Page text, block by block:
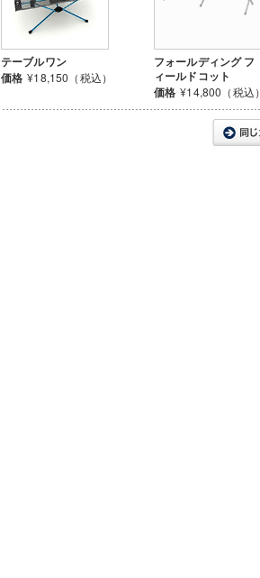
テーブルワン
価格 ¥18,150（税込）
フォールディング フ
ィールドコット
価格 ¥14,800（税込）